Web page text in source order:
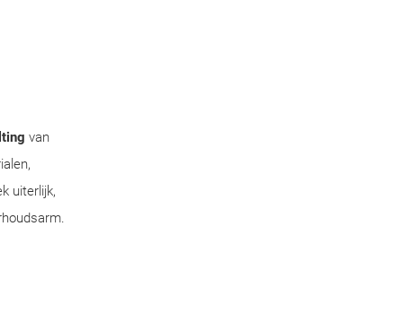
van
uiterlijk,